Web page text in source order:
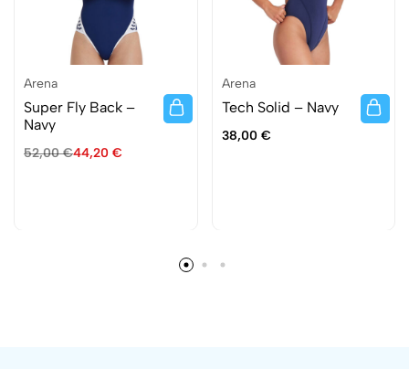
Arena
Super Fly Back –
Navy
52,00€44,20 €
Arena
Tech Solid – Navy
38,00 €